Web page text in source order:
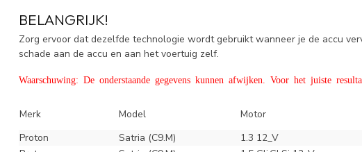
BELANGRIJK!
Zorg ervoor dat dezelfde technologie wordt gebruikt wanneer je de accu
schade aan de accu en aan het voertuig zelf.
Waarschuwing: De onderstaande gegevens kunnen afwijken. Voor het juiste
Merk Model Motor
Proton
Satria (C9.M) 1.3 12_V